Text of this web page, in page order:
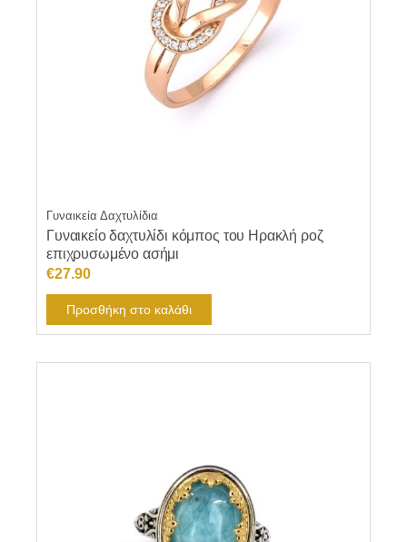
Γυναικεία Δαχτυλίδια
Γυναικείο δαχτυλίδι κόμπος του Ηρακλή ροζ
επιχρυσωμένο ασήμι
€27.90
Προσθήκη στο καλάθι